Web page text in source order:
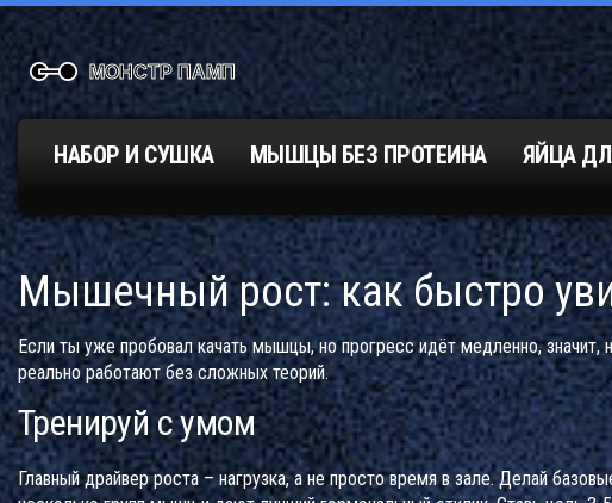
НАБОР И СУШКА МЫШЦЫ БЕЗ ПРОТЕИНА ЯЙЦА
Мышечный рост: как быстро
Если ты уже пробовал качать мышцы, но прогресс идёт медленно,
реально работают без сложных теорий.
Тренируй с умом
Главный драйвер роста – нагрузка, а не просто время в зале. Делай